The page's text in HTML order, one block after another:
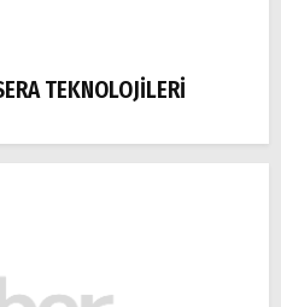
TEKNOLOJİLERİ